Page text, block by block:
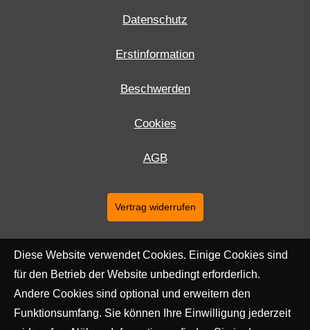
Datenschutz
Erstinformation
Beschwerden
Cookies
AGB
Vertrag widerrufen
Diese Website verwendet Cookies. Einige Cookies sind
für den Betrieb der Website unbedingt erforderlich.
Andere Cookies sind optional und erweitern den
Funktionsumfang. Sie können Ihre Einwilligung jederzeit